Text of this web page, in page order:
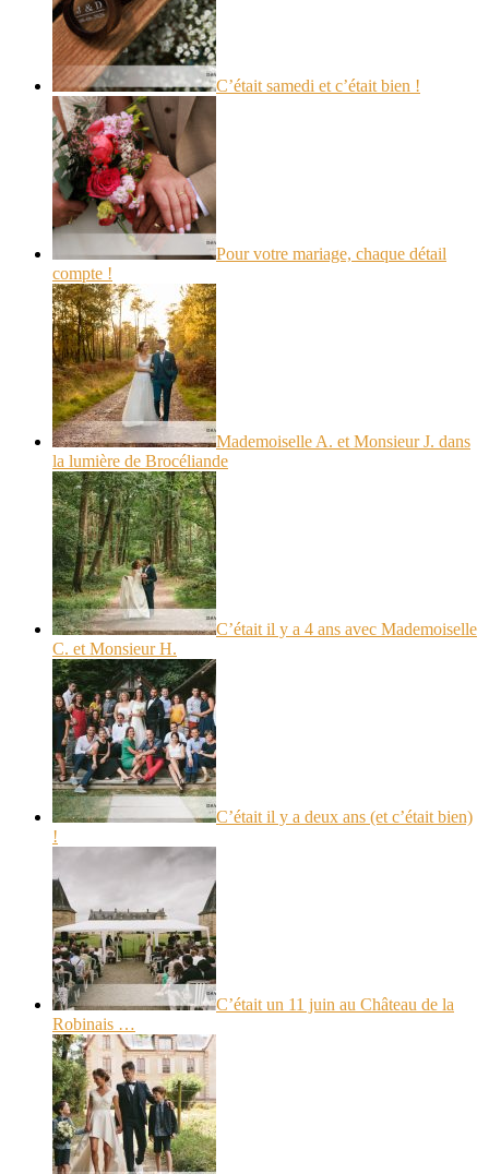
C’était samedi et c’était bien !
Pour votre mariage, chaque détail
compte !
Mademoiselle A. et Monsieur J. dans
la lumière de Brocéliande
C’était il y a 4 ans avec Mademoiselle
C. et Monsieur H.
C’était il y a deux ans (et c’était bien)
!
C’était un 11 juin au Château de la
Robinais …